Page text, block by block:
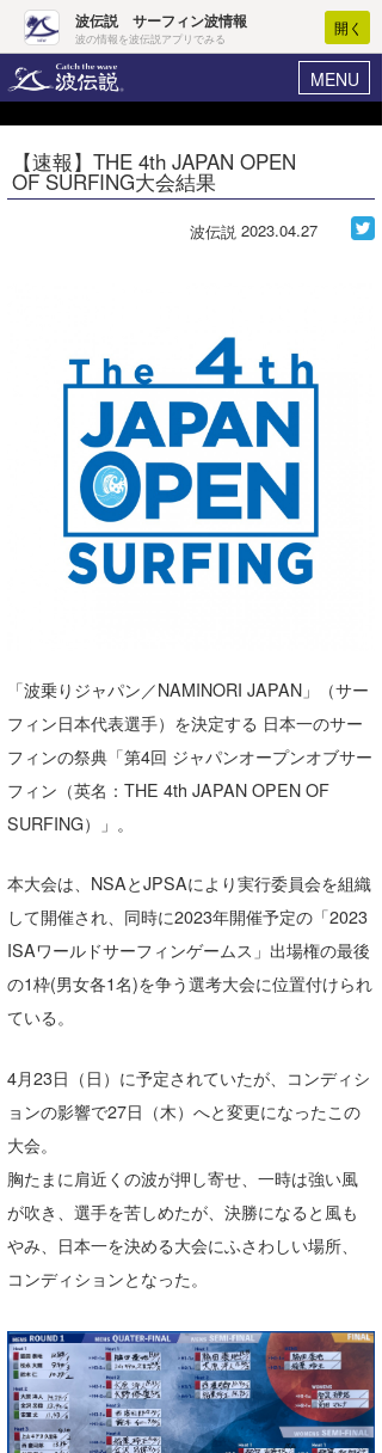
波伝説 サーフィン波情報
波の情報を波伝説アプリでみる
開く
MENU
ヘルプ マイホーム
ログイン
気象情報
サーフィンエリアガイド
会員メニュー
今月のプレゼント
【速報】THE 4th JAPAN OPEN
OF SURFING大会結果
波伝説 2023.04.27
「波乗りジャパン／NAMINORI JAPAN」（サー
フィン日本代表選手）を決定する 日本一のサー
フィンの祭典「第4回 ジャパンオープンオブサー
フィン（英名：THE 4th JAPAN OPEN OF
SURFING）」。
本大会は、NSAとJPSAにより実行委員会を組織
して開催され、同時に2023年開催予定の「2023
ISAワールドサーフィンゲームス」出場権の最後
の1枠(男女各1名)を争う選考大会に位置付けられ
ている。
4月23日（日）に予定されていたが、コンディシ
ョンの影響で27日（木）へと変更になったこの
大会。
胸たまに肩近くの波が押し寄せ、一時は強い風
が吹き、選手を苦しめたが、決勝になると風も
やみ、日本一を決める大会にふさわしい場所、
コンディションとなった。
Core Surf Japan
コラム
トラベル
ショップ情報
ショップ情報
湘南
千葉南
大阪
四国
ウラナミ
お知らせ
VOTE!
サーファーズ
Core Surf Japan
mitsuteru Kamio
Yasunari Inoue
Yoshiyuki Obata
arukasvision
DELTA FORCE SURF
CBA Films
SURFMEDIA
Colors MAGAZINE
WAVAL
波伝説アンバサダー/プロライダー
福島寿実子
中浦“JET”章
嵯峨明日香
進士剛光
田原啓江
波伝説スタッフ
☆加藤
+☆maki☆+
Aichan
chan-U
波伝説